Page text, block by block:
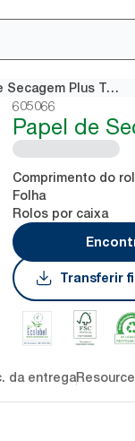
Papel de Secagem Plus Tork
605066
Papel de
Comprimento do
Folha
Rolos por caixa
Transferir
da entrega